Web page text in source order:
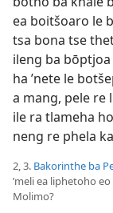
ea boitšoaro le
tsa bona tse
ileng ba
ha ’nete le
a mang, pele re
ile ra tlameha
neng re phela
2, 3. Bakorinthe ba
’meli ea liphetoho
Molimo?